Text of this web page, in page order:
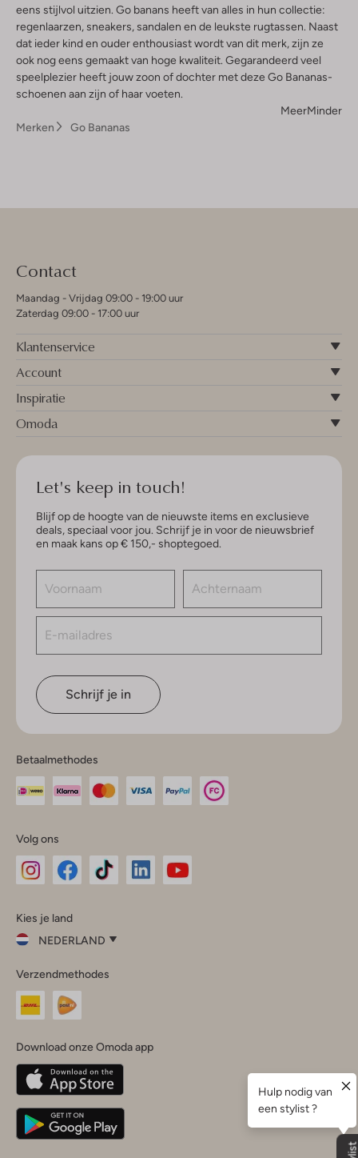
eens stijlvol uitzien. Go banans heeft van alles in hun collectie:
regenlaarzen, sneakers, sandalen en de leukste rugtassen. Naast
dat ieder kind en ouder enthousiast wordt van dit merk, zijn ze
ook nog eens gemaakt van hoge kwaliteit. Gegarandeerd veel
speelplezier heeft jouw zoon of dochter met deze Go Bananas-
schoenen aan zijn of haar voeten.
MeerMinder
Merken
Go Bananas
Contact
Maandag - Vrijdag 09:00 - 19:00 uur
Zaterdag 09:00 - 17:00 uur
Klantenservice
Account
Inspiratie
Omoda
Let's keep in touch!
Blijf op de hoogte van de nieuwste items en exclusieve
deals, speciaal voor jou. Schrijf je in voor de nieuwsbrief
en maak kans op € 150,- shoptegoed.
Schrijf je in
Betaalmethodes
Volg ons
InstagramFacebook
Kies je land
NEDERLAND
je
land
Nederland
Belgique(Français)
Deutschland
Verzendmethodes
Download onze Omoda app